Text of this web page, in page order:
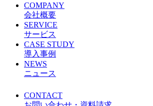
COMPANY
会社概要
SERVICE
サービス
CASE STUDY
導入事例
NEWS
ニュース
CONTACT